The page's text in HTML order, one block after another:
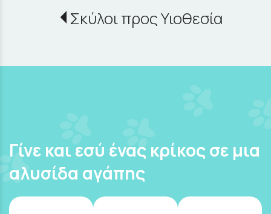
Σκύλοι προς Υιοθεσία
Γίνε και εσύ ένας κρίκος σε μια
αλυσίδα αγάπης